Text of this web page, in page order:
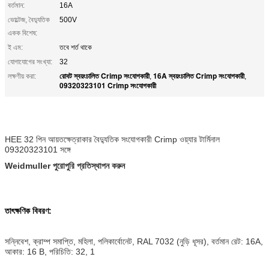
বর্তমান:
16A
ভোল্টেজ, বৈদ্যুতিক
একক বিশেষ:
500V
ই এম:
তবে শর্ত থাকে
যোগাযোগের সংখ্যা:
32
লক্ষণীয় করা:
রোবট স্বয়ংচালিত Crimp সংযোগকারী, 16A স্বয়ংচালিত Crimp সংযোগকারী,
09320323101 Crimp সংযোগকারী
HEE 32 পিন আয়তক্ষেত্রাকার বৈদ্যুতিক সংযোগকারী Crimp ওয়্যার টার্মিনাল
09320323101 সঙ্গে
Weidmuller পুরোপুরি প্রতিস্থাপন করুন
তাৎক্ষণিক বিবরণ:
সন্নিবেশ, ক্রাম্প সমাপ্তি, মহিলা, পলিকার্বোনেট, RAL 7032 (নুড়ি ধূসর), বর্তমান রেট: 16A,
আকার: 16 B, পরিচিতি: 32, 1